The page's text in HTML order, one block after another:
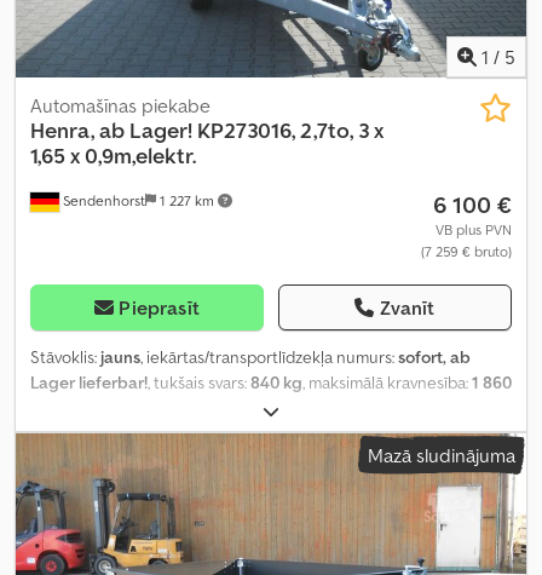
1 / 5
Sendenhorst 1 227 km
Automašīnas piekabe
Henra, ab Lager! KP273016, 2,7to, 3 x
1,65 x 0,9m,elektr.
6 100 €
VB plus PVN
(7 259 € bruto)
Pieprasīt Zvanīt
Stāvoklis: jauns, iekārtas/transportlīdzekļa numurs:sofort, ab
Lager lieferbar!, tukšais svars:840 kg, maksimālā kravnesība:1 860
, asu konfigurācija:
garums:3 000 mm, iekraušanas vietas platums:1 650 mm,
iekraušanas telpas augstums:
, iekraušanas telpas tilpums:
5,5 m³ , piekares sistēma: , riepas izmērs: 185/60 R 12C, riteņu
bāze:
710 mm, Ražošanas gads:
augšupielādētājs,
Mazā sludinājuma